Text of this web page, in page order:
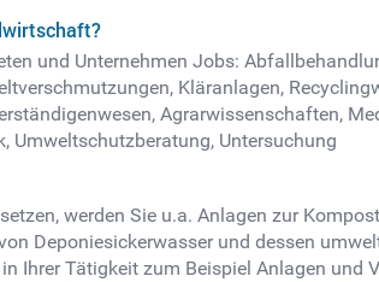
und Unternehmen Jobs:
Kläranlagen,
Agrarwissenschaften,
Umweltschutzberatung, Untersuchung
werden Sie u.a. Anlagen zur
Deponiesickerwasser und dessen
Ihrer Tätigkeit zum Beispiel Anlagen und